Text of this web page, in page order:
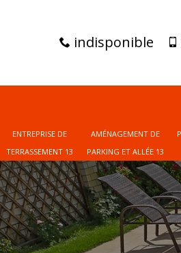
indisponible
ENTREPRISE DE
TERRASSEMENT 13
AMÉNAGEMENT DE
PARKING ET ALLÉE 13